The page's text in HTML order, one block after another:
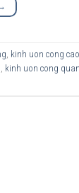
, kinh uon cong
, kinh uon cong